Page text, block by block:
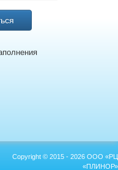
Copyright © 2015 - 2026 ООО «РЦ
«ПЛИНОР»